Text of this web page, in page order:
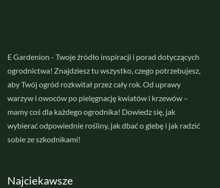
E Gardenion - Twoje źródło inspiracji i porad dotyczących
ogrodnictwa! Znajdziesz tu wszystko, czego potrzebujesz,
aby Twój ogród rozkwitał przez cały rok. Od uprawy
warzyw i owoców po pielęgnację kwiatów i krzewów –
mamy coś dla każdego ogrodnika! Dowiedz się, jak
wybierać odpowiednie rośliny, jak dbać o glebę i jak radzić
sobie ze szkodnikami!
Najciekawsze